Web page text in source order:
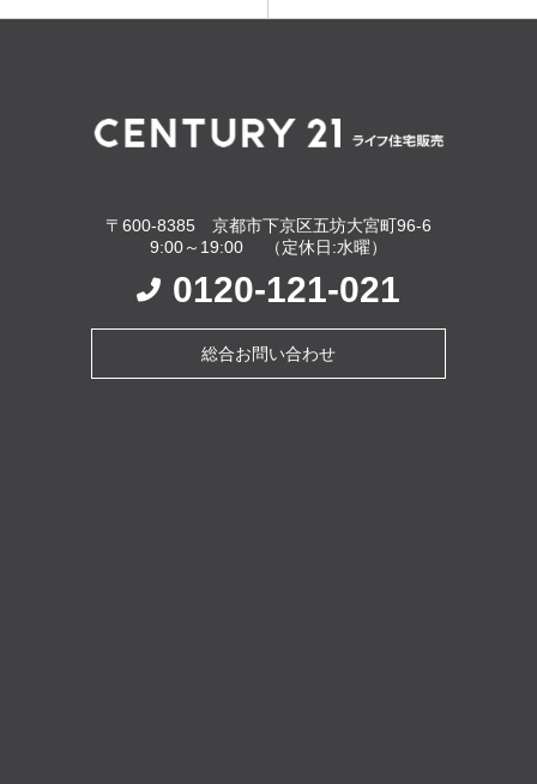
〒600-8385 京都市下京区五坊大宮町96-6
9:00～19:00 （定休日:水曜）
0120-121-021
総合お問い合わせ